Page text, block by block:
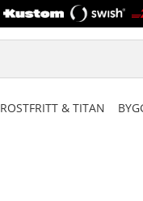
ROSTFRITT & TITAN